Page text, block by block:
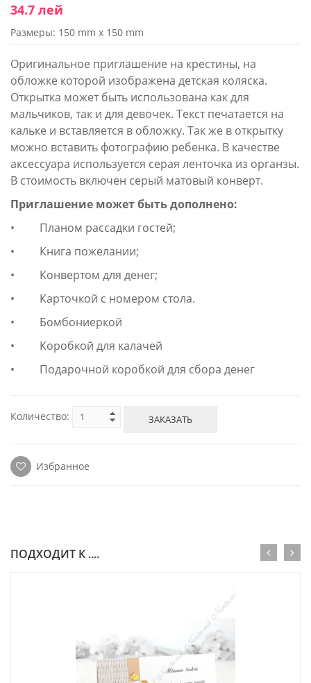
34.7 лей
Размеры: 150 mm x 150 mm
Оригинальное приглашение на крестины, на
обложке которой изображена детская коляска.
Открытка может быть использована как для
мальчиков, так и для девочек. Текст печатается на
кальке и вставляется в обложку. Так же в открытку
можно вставить фотографию ребенка. В качестве
аксессуара используется серая ленточка из органзы.
В стоимость включен серый матовый конверт.
Приглашение может быть дополнено:
• Планом рассадки гостей;
• Книга пожелании;
• Конвертом для денег;
• Карточкой с номером стола.
• Бомбониеркой
• Коробкой для калачей
• Подарочной коробкой для сбора денег
Количество: ЗАКАЗАТЬ
Избранное
ПОДХОДИТ К ....